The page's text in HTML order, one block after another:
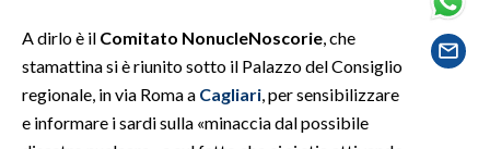
SALUTE
SARDEGNA TURISMO
A dirlo è il Comitato NonucleNoscorie , che
stamattina si è riunito sotto il Palazzo del Consiglio
regionale, in via Roma a Cagliari , per sensibilizzare
e informare i sardi sulla «minaccia dal possibile